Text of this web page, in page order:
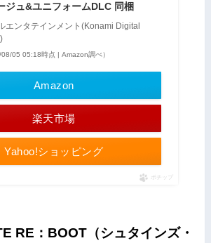
ジュ&ユニフォームDLC 同梱
エンタテインメント(Konami Digital
08/05 05:18時点 | Amazon調べ）
Amazon
楽天市場
Yahoo!ショッピング
ポチップ
RE：BOOT（シュタインズ・